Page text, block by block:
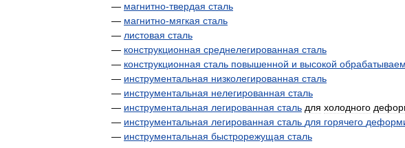
— магнитно-твердая сталь
— магнитно-мягкая сталь
— листовая сталь
— конструкционная среднелегированная сталь
— конструкционная сталь повышенной и высокой
— инструментальная низколегированная сталь
— инструментальная нелегированная сталь
— инструментальная легированная сталь для холодного
— инструментальная легированная сталь для горячего
— инструментальная быстрорежущая сталь